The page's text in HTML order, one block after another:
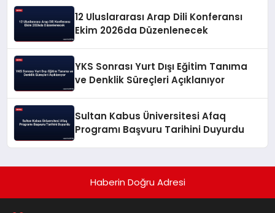
12 Uluslararası Arap Dili Konferansı
Ekim 2026da Düzenlenecek
YKS Sonrası Yurt Dışı Eğitim Tanıma
ve Denklik Süreçleri Açıklanıyor
Sultan Kabus Üniversitesi Afaq
Programı Başvuru Tarihini Duyurdu
Haberin Doğru Adresi